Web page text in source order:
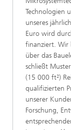
Technologien
unseres
Euro wird
finanziert. Wir
über das
schließt
(15 000 ft²)
qualifizierten
unserer
Forschung,